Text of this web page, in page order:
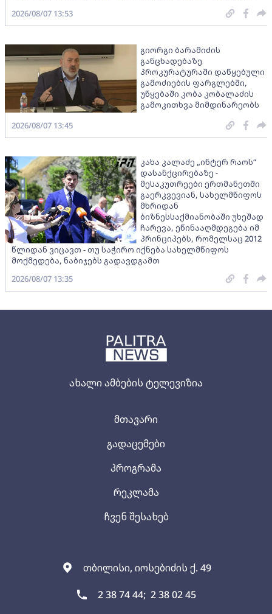
ახალი ამბების ტელევიზია
თბილისი, იოსებიძის ქ. 49
2 38 74 44; 2 38 02 45
მთავარი
გადაცემები
პროგრამა
რეკლამა
ჩვენ შესახებ
2026/08/07 13:53
გიორგი ბარამიძის
განცხადებაზე
პროკურატურაში დაწყებული
გამოძიების ფარგლებში,
უწყებაში კობა კობალაძის
გამოკითხვა მიმდინარეობს
2026/08/07 13:45
კახა კალაძე „ინტერ რაოს“
დასანქცირებაზე -
მესაკუთრეები ერთმანეთში
გაერკვევიან, სახელმწიფოს
მხრიდან
ბიზნესსაქმიანობაში უხეშად
ჩარევა, ეწინააღმდეგება იმ
პრინციპებს, რომელსაც 2012
წლიდან ვიცავთ - თუ საჭირო იქნება სახელმწიფოს
მოქმედება, ნაბიჯებს გადავდგამთ
2026/08/07 13:35